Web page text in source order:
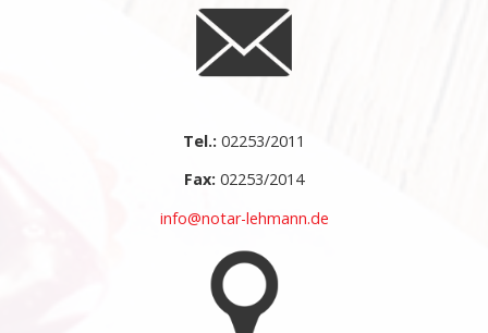
Tel.: 02253/2011
Fax: 02253/2014
info@notar-lehmann.de